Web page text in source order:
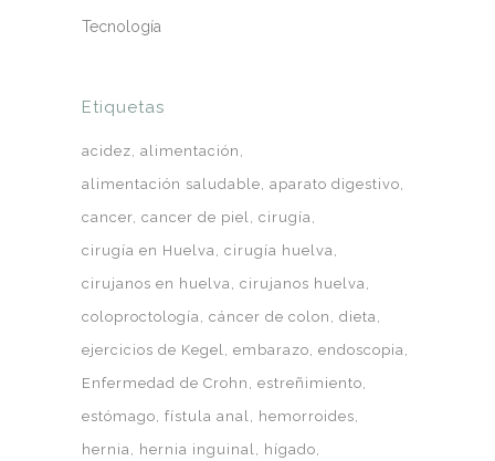
Tecnología
Etiquetas
acidez alimentación
alimentación saludable aparato digestivo
cancer cancer de piel cirugía
cirugía en Huelva cirugía huelva
cirujanos en huelva cirujanos huelva
coloproctología cáncer de colon
dieta
ejercicios de Kegel embarazo endoscopia
Enfermedad de Crohn
estreñimiento
estómago fístula anal
hemorroides
hernia
hernia inguinal
hígado